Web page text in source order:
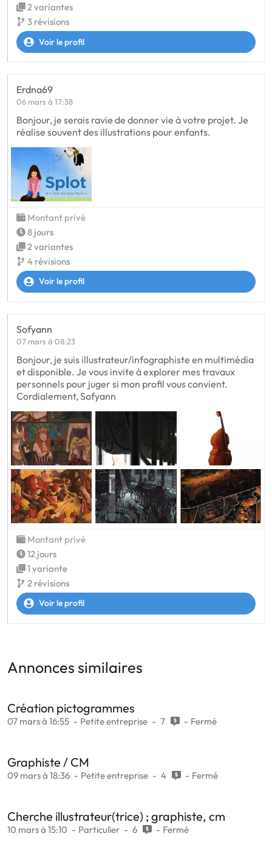
2 variantes
3 révisions
Voir le profil
Erdna69
06 mars à 17:38
Bonjour, je serais ravie de donner vie à votre projet. Je
réalise souvent des illustrations pour enfants.
Montant privé
8 jours
2 variantes
4 révisions
Voir le profil
Sofyann
07 mars à 08:23
Bonjour, je suis illustrateur/infographiste en multimédia
et disponible. Je vous invite à explorer mes travaux
personnels pour juger si mon profil vous convient.
Cordialement, Sofyann
Montant privé
12 jours
1 variante
2 révisions
Voir le profil
Annonces similaires
Création pictogrammes
07 mars à 16:55 Petite entreprise 7 Fermé
Graphiste / CM
09 mars à 18:36 Petite entreprise 4 Fermé
Cherche illustrateur(trice) ; graphiste, cm
10 mars à 15:10 Particulier 6 Fermé